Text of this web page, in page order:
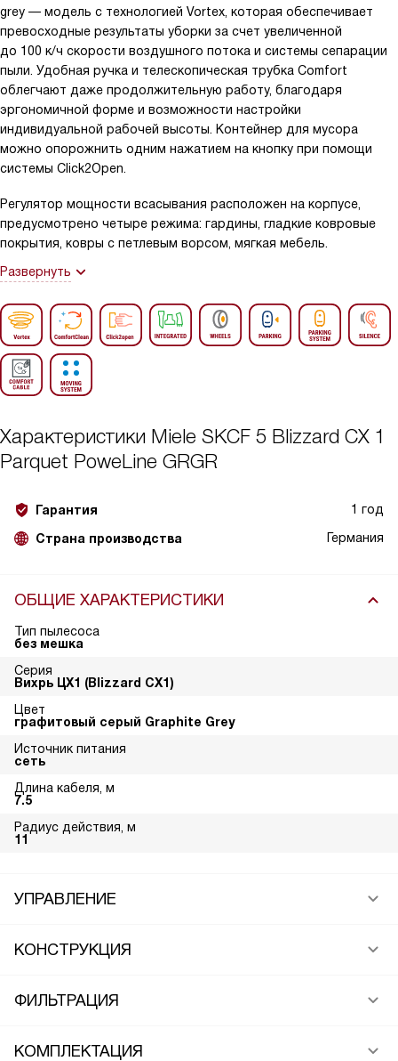
grey — модель с технологией Vortex, которая обеспечивает
превосходные результаты уборки за счет увеличенной
до 100 к/ч скорости воздушного потока и системы сепарации
пыли. Удобная ручка и телескопическая трубка Comfort
облегчают даже продолжительную работу, благодаря
эргономичной форме и возможности настройки
индивидуальной рабочей высоты. Контейнер для мусора
можно опорожнить одним нажатием на кнопку при помощи
системы Click2Open.
Регулятор мощности всасывания расположен на корпусе,
предусмотрено четыре режима: гардины, гладкие ковровые
покрытия, ковры с петлевым ворсом, мягкая мебель.
Развернуть
Характеристики Miele SKCF 5 Blizzard CX 1
Parquet PoweLine GRGR
Гарантия 1 год
Страна производства Германия
ОБЩИЕ ХАРАКТЕРИСТИКИ
Тип пылесоса
без мешка
Серия
Вихрь ЦХ1 (Blizzard CX1)
Цвет
графитовый серый Graphite Grey
Источник питания
сеть
Длина кабеля, м
7.5
Радиус действия, м
11
УПРАВЛЕНИЕ
КОНСТРУКЦИЯ
ФИЛЬТРАЦИЯ
КОМПЛЕКТАЦИЯ